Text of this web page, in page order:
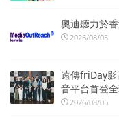
奧迪聽力於
2026/08/05
遠傳friDay
音平台首登
2026/08/05